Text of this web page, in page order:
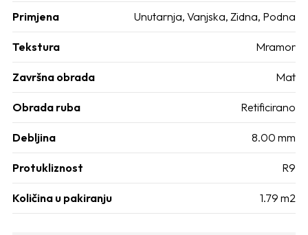
Primjena Unutarnja, Vanjska, Zidna, Podna
Tekstura Mramor
Završna obrada Mat
Obrada ruba Retificirano
Debljina 8.00 mm
Protukliznost R9
Količina u pakiranju 1.79 m2